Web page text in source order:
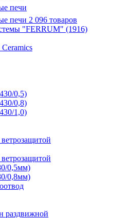
печи
печи 2 096 товаров
"FERRUM" (1916)
0,5)
0,8)
1,0)
0,5мм)
0,8мм)
раздвижной